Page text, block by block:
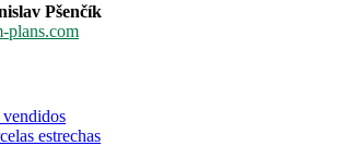
Pšenčík
plans.com
vendidos
estrechas